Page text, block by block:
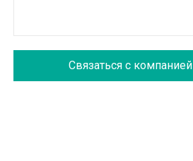
Связаться с компанией